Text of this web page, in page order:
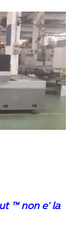
™ non e’ la